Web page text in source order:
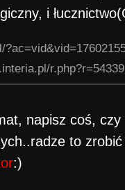
i
r.php?r=54339
napisz coś,
to
:)